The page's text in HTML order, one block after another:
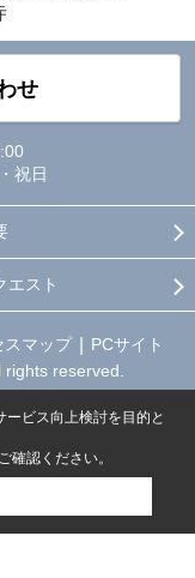
せ
祝日
エスト
スマップ
PCサイト
rights reserved.
ビス向上検討を目的と
確認ください。